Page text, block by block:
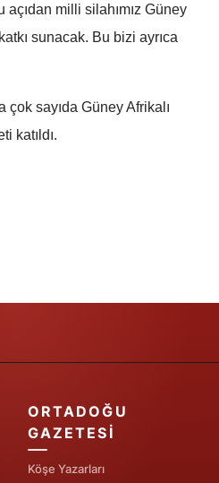
Siirt
Tekirdağ
Zonguldak
Aksaray
açıdan milli silahımız Güney
sunacak. Bu bizi ayrıca
çok sayıda Güney Afrikalı
katıldı.
ORTADOĞU
GAZETESI
Köşe Yazarları